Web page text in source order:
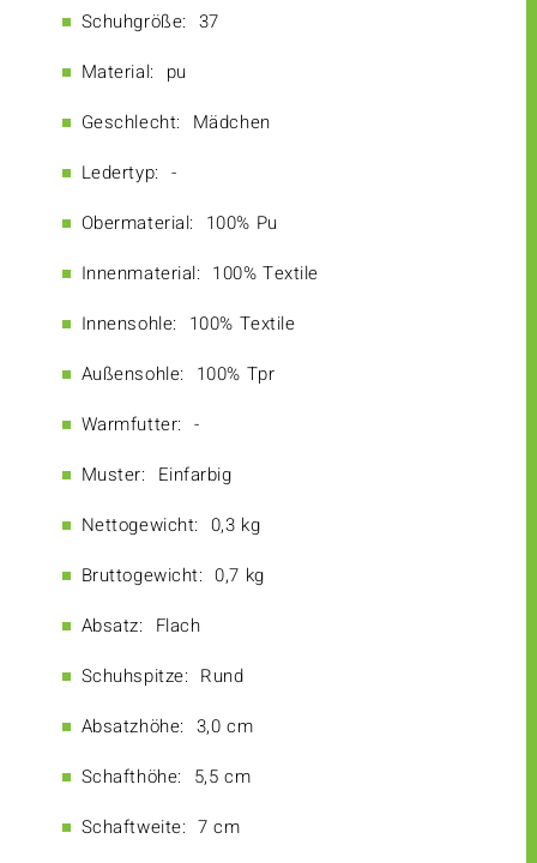
Schuhgröße: 37
Material: pu
Geschlecht: Mädchen
Ledertyp: -
Obermaterial: 100% Pu
Innenmaterial: 100% Textile
Innensohle: 100% Textile
Außensohle: 100% Tpr
Warmfutter: -
Muster: Einfarbig
Nettogewicht: 0,3 kg
Bruttogewicht: 0,7 kg
Absatz: Flach
Schuhspitze: Rund
Absatzhöhe: 3,0 cm
Schafthöhe: 5,5 cm
Schaftweite: 7 cm